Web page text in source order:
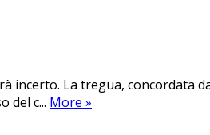
La tregua, concordata
del c... More »